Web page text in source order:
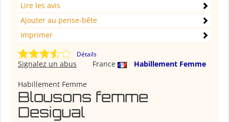
Lire les avis
Ajouter au pense-bête
Imprimer
Détails
France Habillement Femme
Signalez un abus
Habillement Femme
Blousons femme
Desigual